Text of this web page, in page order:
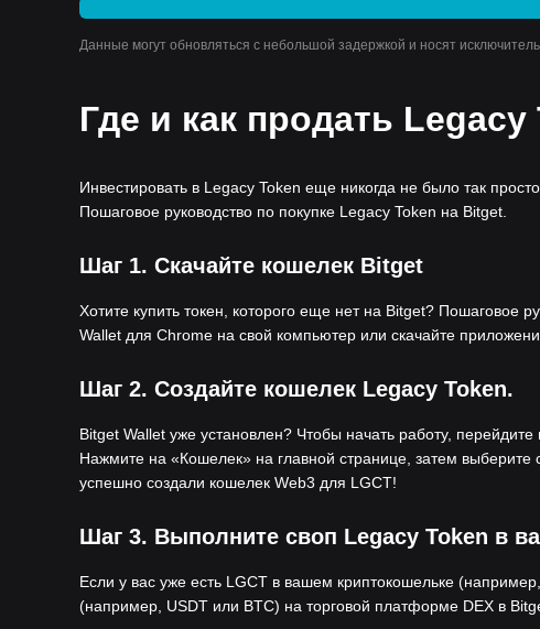
Данные могут обновляться с небольшой задержкой и носят
Где и как продать
Инвестировать в Legacy Token еще никогда не было так
Пошаговое руководство по покупке Legacy Token на Bitget.
Шаг 1. Скачайте кошелек Bitget
Хотите купить токен, которого еще нет на Bitget? Пошаговое
Wallet для Chrome на свой компьютер или скачайте
Шаг 2. Создайте кошелек Legacy Token.
Bitget Wallet уже установлен? Чтобы начать работу, перейдите
Нажмите на «Кошелек» на главной странице, затем
успешно создали кошелек Web3 для LGCT!
Шаг 3. Выполните своп Legacy Token в
Если у вас уже есть LGCT в вашем криптокошельке
(например, USDT или BTC) на торговой платформе DEX в